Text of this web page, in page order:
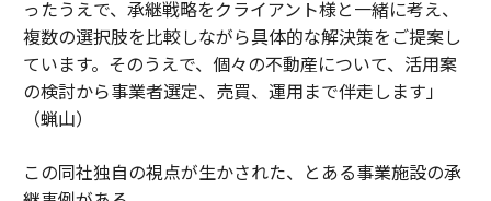
ったうえで、承継戦略をクライアント様と一緒に考え、
複数の選択肢を比較しながら具体的な解決策をご提案し
ています。そのうえで、個々の不動産について、活用案
の検討から事業者選定、売買、運用まで伴走します」
（蝋山）
この同社独自の視点が生かされた、とある事業施設の承